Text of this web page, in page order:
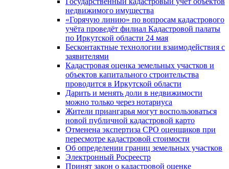
недвижимого имущества
«Горячую линию» по вопросам кадастрового
учёта проведёт филиал Кадастровой палаты
по Иркутской области 24 мая
Бесконтактные технологии взаимодействия с
заявителями
Кадастровая оценка земельных участков и
объектов капитального строительства
проводится в Иркутской области
Дарить и менять доли в недвижимости
можно только через нотариуса
Жители приангарья могут воспользоваться
новой публичной кадастровой карто
Отменена экспертиза СРО оценщиков при
пересмотре кадастровой стоимости
Об определении границ земельных участков
Электронный Росреестр
Принят закон о кадастровой оценке